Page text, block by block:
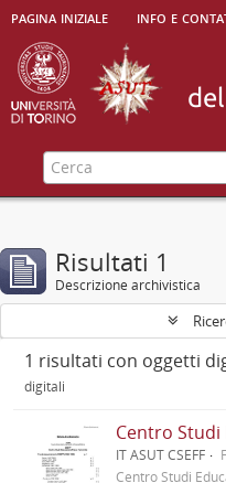
pagina iniziale info e
Risultati 1
Descrizione archivistica
1 risultati con oggetti
digitali
IT ASUT CSEFF
Centro Studi